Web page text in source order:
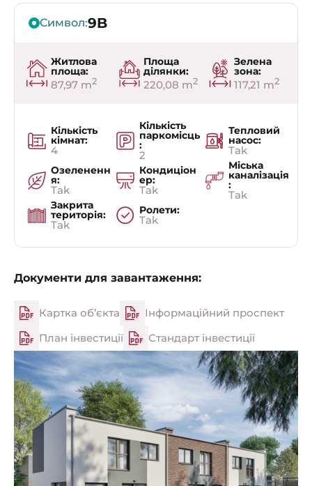
Символ:9B
Житлова
площа:
87,97 m2
Площа
ділянки:
220,08 m2
Зелена
зона:
117,21 m2
Кількість
кімнат:
4
Кількість
паркомісць
:
2
Тепловий
насос:
Tak
Озелененн
я:
Tak
Кондиціон
ер:
Tak
Міська
каналізація
:
Tak
Закрита
територія:
Tak
Ролети:
Tak
Документи для завантаження:
Картка об’єкта
Інформаційний проспект
План інвестиції
Стандарт інвестиції